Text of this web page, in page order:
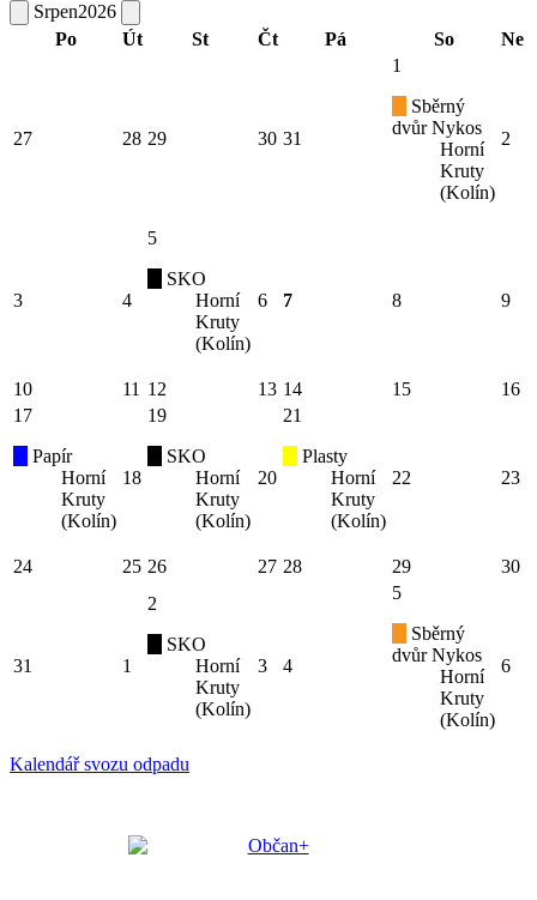
Srpen2026
Po
Út St Čt Pá So Ne
27 28 29 30 31
1
Sběrný
dvůr Nykos
Horní
Kruty
(Kolín)
2
3 4
5
SKO
Horní
Kruty
(Kolín)
6 7 8 9
10 11 12 13 14 15
16
17
Papír
Horní
Kruty
(Kolín)
18
19
SKO
Horní
Kruty
(Kolín)
20
21
Plasty
Horní
Kruty
(Kolín)
22 23
24 25 26 27 28 29 30
31 1
2
SKO
Horní
Kruty
(Kolín)
3 4
5
Sběrný
dvůr Nykos
Horní
Kruty
(Kolín)
6
Kalendář svozu odpadu